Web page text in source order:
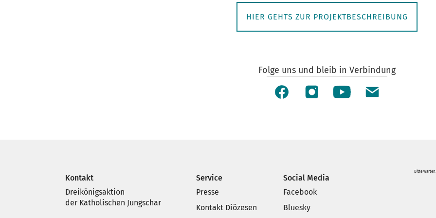
HIER GEHTS ZUR PROJEKTBESCHREIBUNG
Folge uns und bleib in Verbindung
Kontakt
Dreikönigsaktion
der Katholischen Jungschar
Service
Presse
Kontakt Diözesen
Social Media
Facebook
Bluesky
Bitte